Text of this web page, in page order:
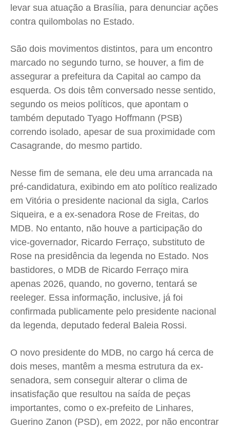
levar sua atuação a Brasília, para denunciar ações
contra quilombolas no Estado.
São dois movimentos distintos, para um encontro
marcado no segundo turno, se houver, a fim de
assegurar a prefeitura da Capital ao campo da
esquerda. Os dois têm conversado nesse sentido,
segundo os meios políticos, que apontam o
também deputado Tyago Hoffmann (PSB)
correndo isolado, apesar de sua proximidade com
Casagrande, do mesmo partido.
Nesse fim de semana, ele deu uma arrancada na
pré-candidatura, exibindo em ato político realizado
em Vitória o presidente nacional da sigla, Carlos
Siqueira, e a ex-senadora Rose de Freitas, do
MDB. No entanto, não houve a participação do
vice-governador, Ricardo Ferraço, substituto de
Rose na presidência da legenda no Estado. Nos
bastidores, o MDB de Ricardo Ferraço mira
apenas 2026, quando, no governo, tentará se
reeleger. Essa informação, inclusive, já foi
confirmada publicamente pelo presidente nacional
da legenda, deputado federal Baleia Rossi.
O novo presidente do MDB, no cargo há cerca de
dois meses, mantêm a mesma estrutura da ex-
senadora, sem conseguir alterar o clima de
insatisfação que resultou na saída de peças
importantes, como o ex-prefeito de Linhares,
Guerino Zanon (PSD), em 2022, por não encontrar